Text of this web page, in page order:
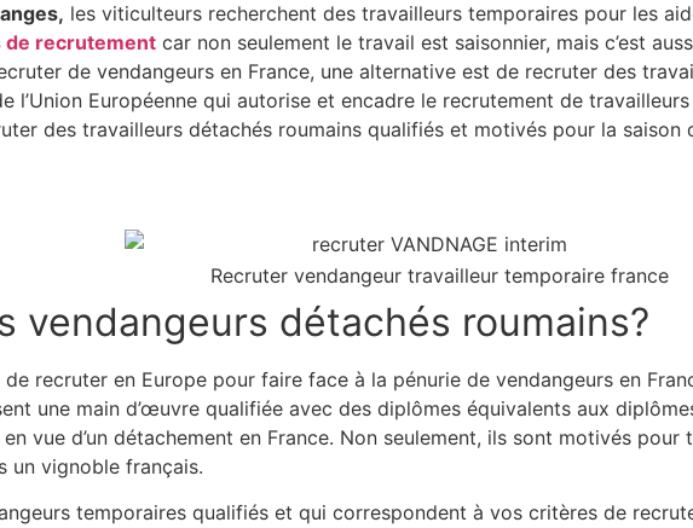
les viticulteurs recherchent des travailleurs temporaires pour les
de recrutement car non seulement le travail est saisonnier, mais c’est
de vendangeurs en France, une alternative est de recruter des
l’Union Européenne qui autorise et encadre le recrutement de
des travailleurs détachés roumains qualifiés et motivés pour la saison
vendangeurs détachés roumains?
recruter en Europe pour faire face à la pénurie de vendangeurs en
une main d’œuvre qualifiée avec des diplômes équivalents aux
vue d’un détachement en France. Non seulement, ils sont motivés
un vignoble français.
temporaires qualifiés et qui correspondent à vos critères de